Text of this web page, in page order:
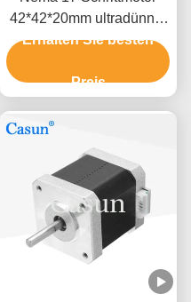
42*42*20mm ultradünner
Körper 1,0A 130mN.m für
Erhalten Sie besten
Preis